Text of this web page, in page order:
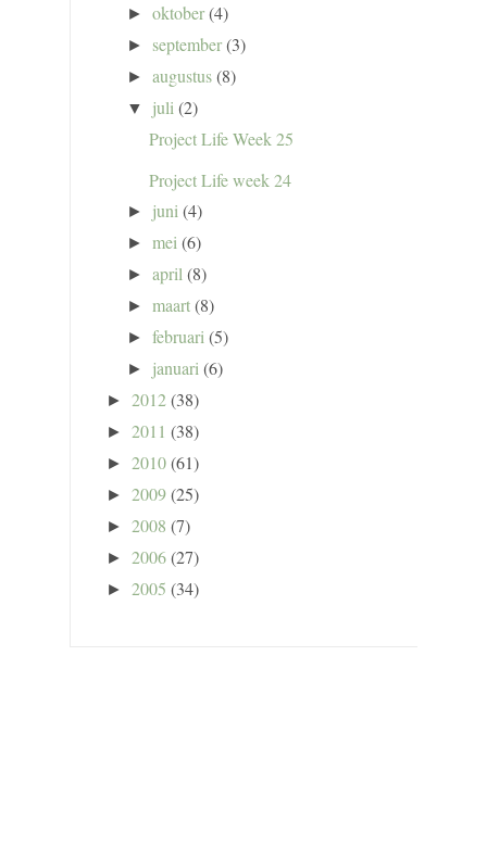
►oktober(4)
► september(3)
►augustus(8)
▼ juli(2)
Project Life Week 25
Project Life week 24
► juni(4)
►mei(6)
►april(8)
►maart(8)
►februari(5)
► januari(6)
► 2012(38)
► 2011 (38)
► 2010(61)
► 2009(25)
► 2008 (7)
► 2006(27)
► 2005 (34)